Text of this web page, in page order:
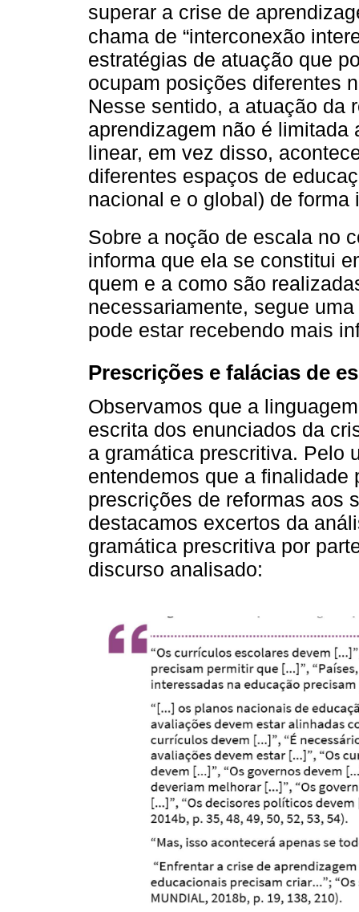
superar a crise de
chama de “interconexão
estratégias de atuação que
ocupam posições diferentes
Nesse sentido, a atuação da
aprendizagem não é
linear, em vez disso,
diferentes espaços de
nacional e o global) de
Sobre a noção de escala no
informa que ela se constitui
quem e a como são
necessariamente, segue
pode estar recebendo mais
Prescrições e falácias de
Observamos que a
escrita dos enunciados da
a gramática prescritiva. Pelo
entendemos que a
prescrições de reformas aos
destacamos excertos da
gramática prescritiva por
discurso analisado: